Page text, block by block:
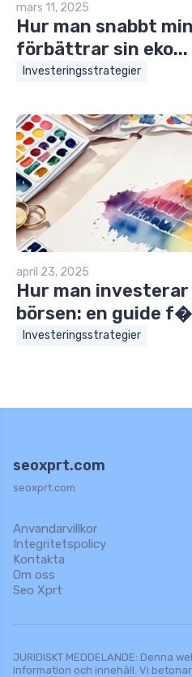
mars 11, 2025
Hur man snabbt
förbättrar sin eko...
Investeringsstrategier
april 23, 2025
Hur man investerar
börsen: en guide
Investeringsstrategier
seoxprt.com
seoxprt.com
Anvandarvillkor
Integritetspolicy
Kontakta
Om oss
Seo Xprt
JURIDISKT MEDDELANDE: Denna
information och innehåll. Vi